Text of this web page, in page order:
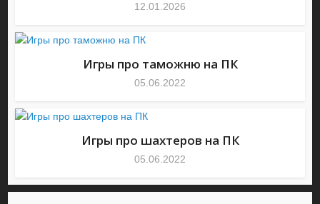
12.01.2026
Игры про таможню на ПК
05.06.2022
Игры про шахтеров на ПК
05.06.2022